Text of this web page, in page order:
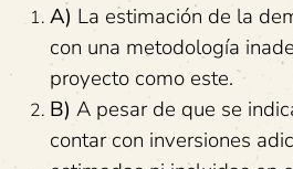
A) La estimación de la
con una metodología
proyecto como este.
B) A pesar de que se
contar con inversiones